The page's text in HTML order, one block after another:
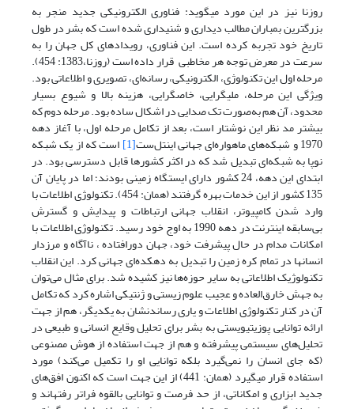
روزنا نیز در این مورد می­گوید: فناوری الکترونیکی جدید منجر به
بزرگترین بمباران مطالب دیداری و شنیداری شده است که بشر در طول
تاریخ خود تجربه کرده است. این فناوری، رویداد‏های کل جهان را به
سرعت در معرض توجه هر مخاطبی قرار داده است (روزنا،1383: 454).
مرحله‌ اول این تکنولوژی، الکترونیکی، رسانه‌ای، تصویری و اطلاعاتی بود.
ویژگی این مرحله، ملی­گرایی، خاص­گرایی، هزینه‌ بالا و شیوع بسیار
محدود، آن هم به‌صورت تک صدایی در اشکال ساده بود. مرحله‌ دوم که
بیشتر مد نظر این نوشتار است، بعد از تکامل مرحله‌ اول، با آغاز دهه
1970 و شبکه‌های ماهواره‌ای جهانی اینتل‌ست [1] است که از یک شبکه‌
نوپا به شبکه‌ای تبدیل شد که در اکثر کشورها قابل دسترسی بود. در
ابتدای این دهه، 24 کشور دارای ایستگاه زمینی بودند؛ اما در پایان آن
135 کشور از این خدمات بهره گرفتند (همان: 454). تکنولوژی اطلاعات با
وارد شدن کامپیوتر، انقلاب جهانی ارتباطات و پیدایش و گسترش
بی‌سابقه اینترنت در دهه 1990 به اوج خود رسید. تکنولوژی اطلاعات با
امکانات مدام در حال پیشرفت خود، جهان دورافتاده ، ناآگاه و مرزدار
انسانها در تمام کره‌ زمین را تبدیل به دهکده‌ای جهانی کرد. این انقلاب
تکنولوژیک اطلاعاتی به سایر حوزه‌ها نیز کشیده شد. برای مثال می‌توان
به جهش خارق‌العاده و عجیب علوم زیستی و ژنتیکی اشاره کرد که تکامل
آن در کنار تکنولوژی اطلاعات و یاری رساندنشان به یکدیگر، هم از جهت
ارائه توانایی پوزیتیویستی به بشر برای تحلیل وقایع انسانی و طبیعی در
تحلیل‌های سیستمی پیشرفته و هم از جهت استفاده از هوش مصنوعی
(که جای انسان را نمی‌گیرد بلکه توانایی او را تکمیل می‌کند) مورد
استفاده قرار می­گیرد (همان: 441) از این جهت است که اکنون افق‌های
جدید ابزاری و امکاناتی، از حد فرصت و توانایی بالقوه فراتر رفته­اند و